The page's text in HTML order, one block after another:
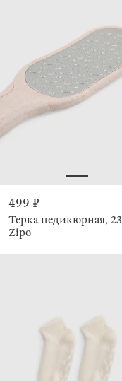
499 ₽
Терка педикюрная,
Zipo